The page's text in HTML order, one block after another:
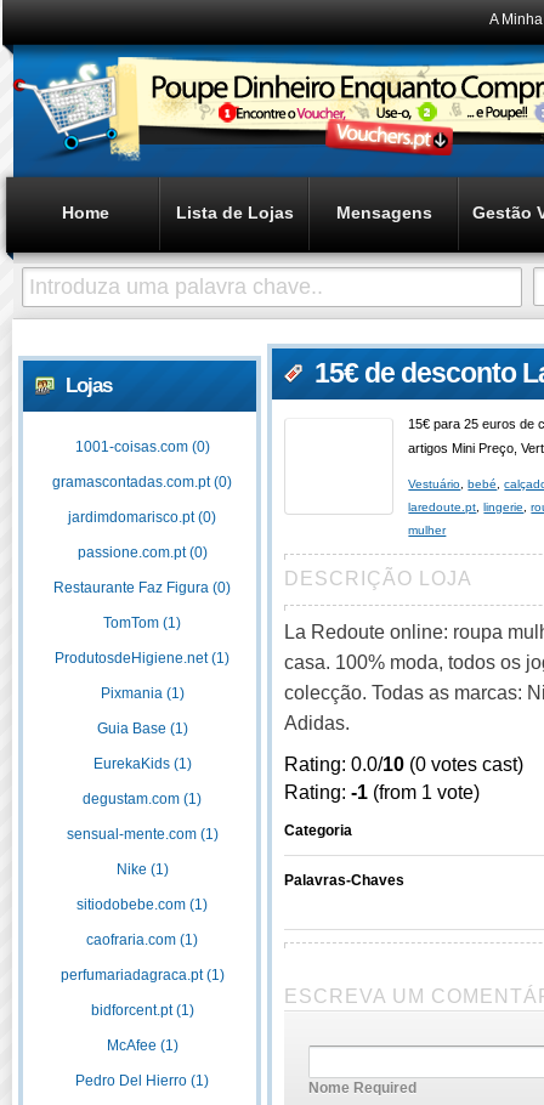
A
Home Lista de Lojas Mensagens Gestão
Lojas
1001-coisas.com (0)
gramascontadas.com.pt (0)
jardimdomarisco.pt (0)
passione.com.pt (0)
Restaurante Faz Figura (0)
TomTom (1)
ProdutosdeHigiene.net (1)
Pixmania (1)
Guia Base (1)
EurekaKids (1)
degustam.com (1)
sensual-mente.com (1)
Nike (1)
sitiodobebe.com (1)
caofraria.com (1)
perfumariadagraca.pt (1)
bidforcent.pt (1)
McAfee (1)
Pedro Del Hierro (1)
15€ de desconto
15€ para 25 euros de
artigos Mini Preço,
Vestuário ,bebé ,
laredoute.pt ,lingerie ,
mulher
DESCRIÇÃO LOJA
La Redoute online: roupa
casa. 100% moda, todos os
colecção. Todas as marcas:
Adidas.
Rating: 0.0/10 (0 votes cast)
Rating: -1 (from 1 vote)
Categoria
Palavras-Chaves
ESCREVA UM
Nome Required